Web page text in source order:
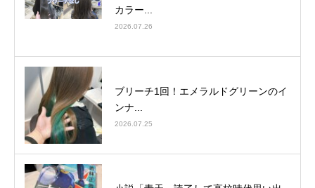
カラー...
2026.07.26
ブリーチ1回！エメラルドグリーンのイ
ンナ...
2026.07.25